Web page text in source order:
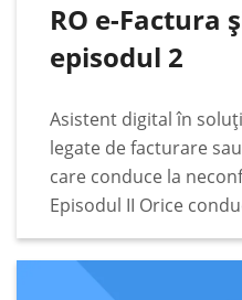
RO e-Factura
episodul 2
Asistent digital în
legate de facturare
care conduce la
Episodul II Orice
responsabil va căuta
legate de
legislativă pentru